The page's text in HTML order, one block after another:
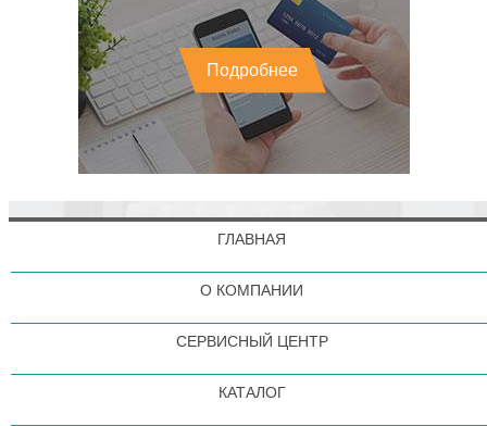
Подробнее
ГЛАВНАЯ
О КОМПАНИИ
СЕРВИСНЫЙ ЦЕНТР
КАТАЛОГ